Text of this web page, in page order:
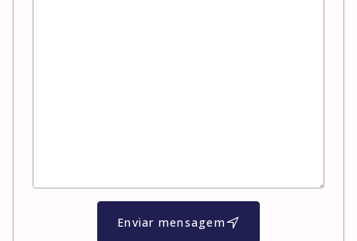
Enviar mensagem